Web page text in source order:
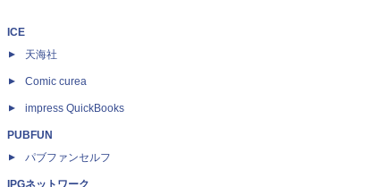
ICE
天海社
Comic curea
impress QuickBooks
PUBFUN
パブファンセルフ
IPGネットワーク